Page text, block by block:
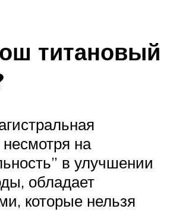
титановый
на
в улучшении
обладает
которые нельзя